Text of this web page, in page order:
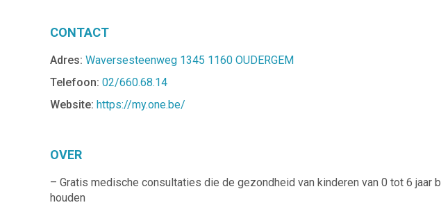
CONTACT
Adres: Waversesteenweg 1345 1160 OUDERGEM
Telefoon: 02/660.68.14
Website: https://my.one.be/
OVER
– Gratis medische consultaties die de gezondheid van kinderen van 0 tot 6 jaar
houden